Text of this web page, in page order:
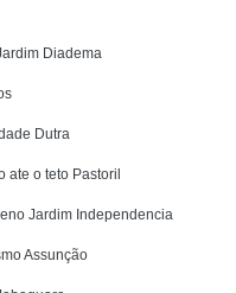
Diadema
Dutra
ate o teto Pastoril
Jardim Independencia
Assunção